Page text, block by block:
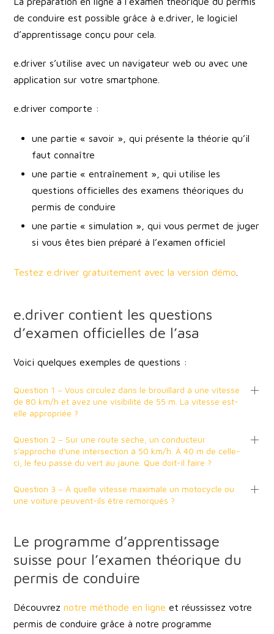
de conduire est possible grâce à e.driver, le logiciel
d’apprentissage conçu pour cela.
e.driver s’utilise avec un navigateur web ou avec une
application sur votre smartphone.
e.driver comporte :
une partie « savoir », qui présente la théorie qu’il
faut connaître
une partie « entraînement », qui utilise les
questions officielles des examens théoriques du
permis de conduire
une partie « simulation », qui vous permet de juger
si vous êtes bien préparé à l’examen officiel
Testez e.driver gratuitement avec la version démo
e.driver contient les questions
d’examen officielles de l’asa
Voici quelques exemples de questions :
Question 1 – Vous circulez dans le brouillard à une vitesse
de 80 km/h et avez une visibilité de 55 m. La vitesse est-
elle appropriée ?
Question 2 – Sur une route sèche, un conducteur
s'approche d'une intersection à 50 km/h. À 40 m de celle-
ci, le feu passe du vert au jaune. Que doit-il faire ?
Question 3 – À quelle vitesse maximale un motocycle ou
une voiture peuvent-ils être remorqués ?
Le programme d’apprentissage
suisse pour l’examen théorique du
permis de conduire
Découvrez notre méthode en ligne et réussissez votre
permis de conduire grâce à notre programme